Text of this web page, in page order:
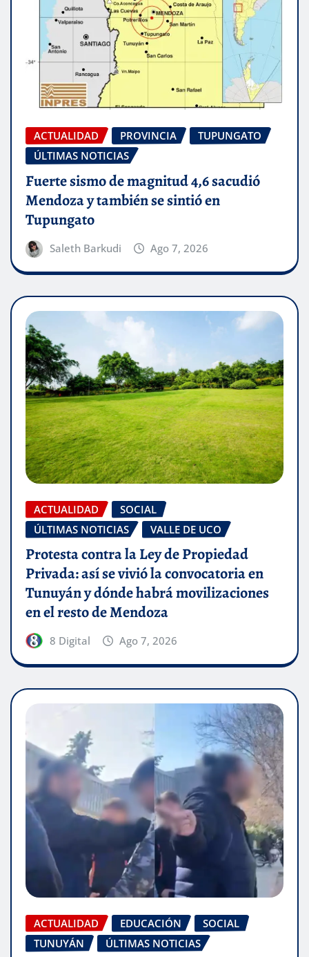
ACTUALIDAD PROVINCIA
TUPUNGATO
ÚLTIMAS NOTICIAS
Fuerte sismo de magnitud 4,6 sacudió
Mendoza y también se sintió en
Tupungato
Saleth Barkudi Ago 7, 2026
ACTUALIDAD
SOCIAL
ÚLTIMAS NOTICIAS
VALLE DE UCO
Protesta contra la Ley de Propiedad
Privada: así se vivió la convocatoria en
Tunuyán y dónde habrá movilizaciones
en el resto de Mendoza
8 Digital Ago 7, 2026
ACTUALIDAD EDUCACIÓN
SOCIAL
TUNUYÁN
ÚLTIMAS NOTICIAS